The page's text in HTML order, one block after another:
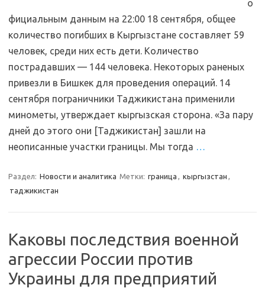
о
фициальным данным на 22:00 18 сентября, общее
количество погибших в Кыргызстане составляет 59
человек, среди них есть дети. Количество
пострадавших — 144 человека. Некоторых раненых
привезли в Бишкек для проведения операций. 14
сентября пограничники Таджикистана применили
минометы, утверждает кыргызская сторона. «За пару
дней до этого они [Таджикистан] зашли на
неописанные участки границы. Мы тогда …
Раздел: Новости и аналитика Метки: граница , кыргызстан ,
таджикистан
Каковы последствия военной
агрессии России против
Украины для предприятий